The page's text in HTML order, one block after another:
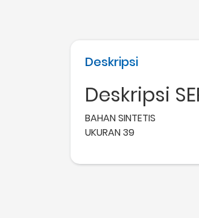
Deskripsi
Deskripsi
BAHAN SINTETIS
UKURAN 39